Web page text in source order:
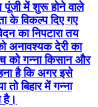
पूंजी में शुरू होने वाले
के विकल्प दिए गए
का निपटारा तय
अनावश्यक देरी का
को गन्ना किसान और
है कि अगर इसे
बिहार में गन्ना
है।